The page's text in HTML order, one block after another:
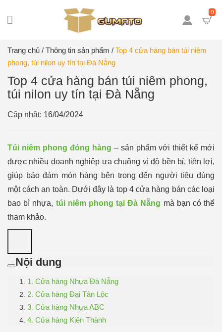
0
Trang chủ / Thông tin sản phẩm / Top 4 cửa hàng bán túi niêm
phong, túi nilon uy tín tại Đà Nẵng
Top 4 cửa hàng bán túi niêm phong,
túi nilon uy tín tại Đà Nẵng
Cập nhật: 16/04/2024
Túi niêm phong đóng hàng – sản phẩm với thiết kế mới
được nhiều doanh nghiệp ưa chuộng vì độ bền bỉ, tiện lợi,
giúp bảo đảm món hàng bên trong đến người tiêu dùng
một cách an toàn. Dưới đây là top 4 cửa hàng bán các loại
bao bì nhựa, túi niêm phong tại Đà Nẵng mà bạn có thể
tham khảo.
Nội dung
1. Cửa hàng Nhựa Đà Nẵng
2. Cửa hàng Đại Tân Lộc
3. Cửa hàng Nhựa ABC
4. Cửa hàng Kiên Thành